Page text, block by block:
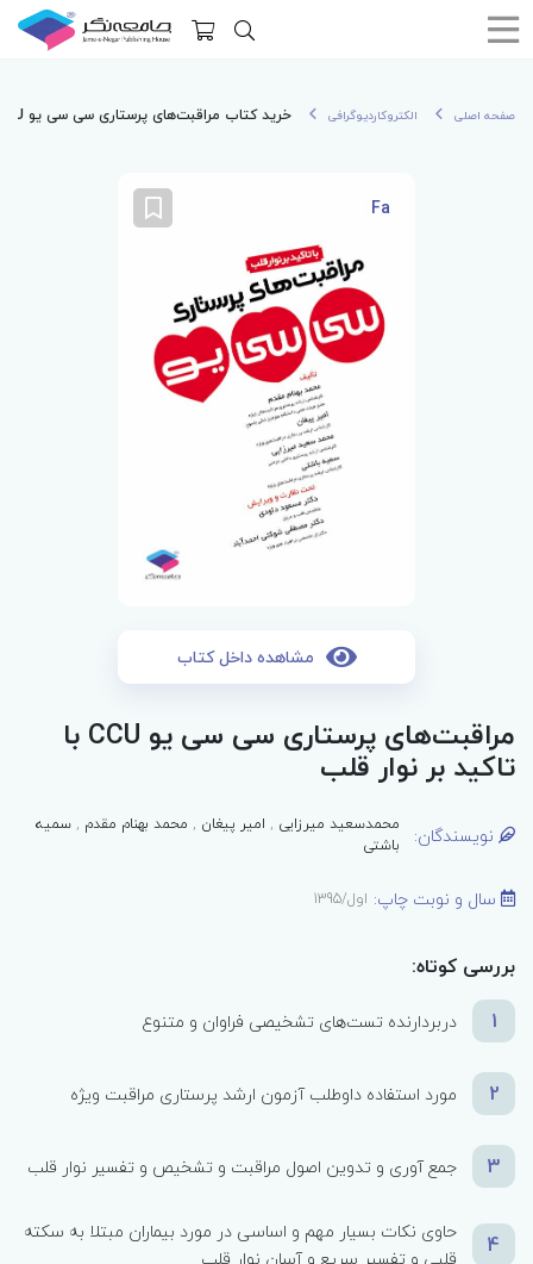
صفحه اصلی الکتروکاردیوگرافی خرید کتاب مراقبت‌های پرستاری سی سی یو CCU با تاکید بر نوار قلب
Fa
مشاهده داخل کتاب
مراقبت‌های پرستاری سی سی یو CCU با
تاکید بر نوار قلب
نویسندگان: محمد‌سعید میرزایی , امیر پیغان , محمد بهنام مقدم ,سمیه
باشتی
سال و نوبت چاپ: اول/1395
بررسی کوتاه:
1
دربردارنده تست‌های تشخیصی فراوان و متنوع
2 مورد استفاده داوطلب آزمون ارشد پرستاری مراقبت ویژه
3 جمع آوری و تدوین اصول مراقبت و تشخیص و تفسیر نوار قلب
4
حاوی نکات بسیار مهم و اساسی در مورد بیماران مبتلا به سکته